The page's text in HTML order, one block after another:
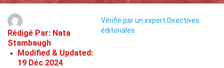
Rédigé Par: Nata
Stambaugh
Modified & Updated:
19 Déc 2024
Vérifié par un expert Directives
éditoriales